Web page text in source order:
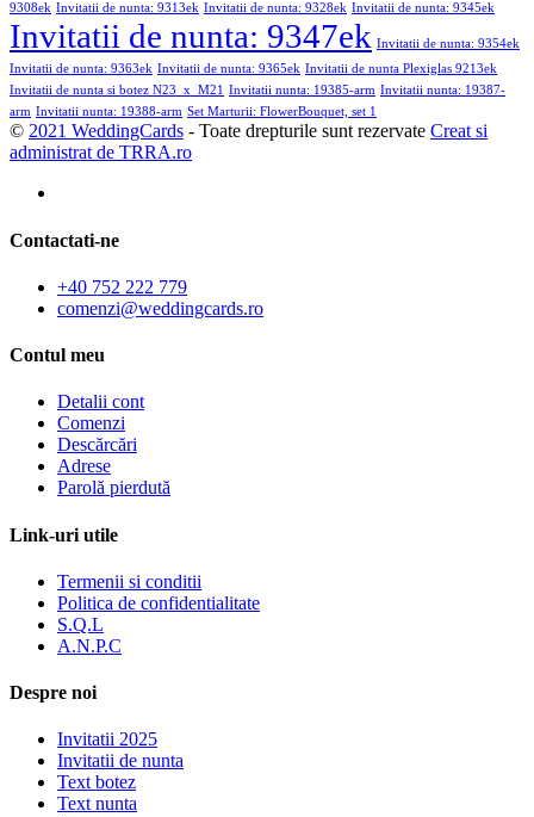
9308ek Invitatii de nunta: 9313ek Invitatii de nunta: 9328ek Invitatii de nunta: 9345ek
Invitatii de nunta: 9347ek Invitatii de nunta: 9354ek
Invitatii de nunta: 9363ek Invitatii de nunta: 9365ek Invitatii de nunta Plexiglas 9213ek
Invitatii de nunta si botez N23_x_M21 Invitatii nunta: 19385-arm Invitatii nunta: 19387-
arm Invitatii nunta: 19388-arm Set Marturii: FlowerBouquet, set 1
© 2021 WeddingCards - Toate drepturile sunt rezervate Creat si
administrat de TRRA.ro
Contactati-ne
+40 752 222 779
comenzi@weddingcards.ro
Contul meu
Detalii cont
Comenzi
Descărcări
Adrese
Parolă pierdută
Link-uri utile
Termenii si conditii
Politica de confidentialitate
S.Q.L
A.N.P.C
Despre noi
Invitatii 2025
Invitatii de nunta
Text botez
Text nunta